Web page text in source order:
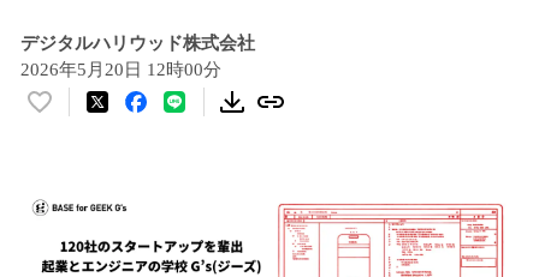
デジタルハリウッド株式会社
2026年5月20日 12時00分
い
数
読